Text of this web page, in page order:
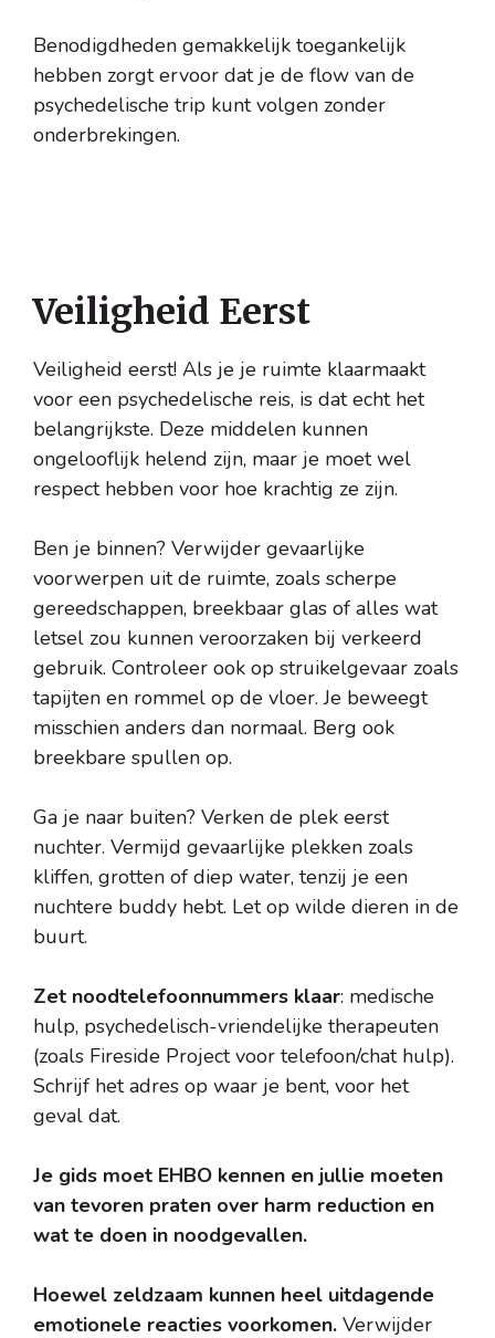
Benodigdheden gemakkelijk toegankelijk
hebben zorgt ervoor dat je de flow van de
psychedelische trip kunt volgen zonder
onderbrekingen.
Veiligheid Eerst
Veiligheid eerst! Als je je ruimte klaarmaakt
voor een psychedelische reis, is dat echt het
belangrijkste. Deze middelen kunnen
ongelooflijk helend zijn, maar je moet wel
respect hebben voor hoe krachtig ze zijn.
Ben je binnen? Verwijder gevaarlijke
voorwerpen uit de ruimte, zoals scherpe
gereedschappen, breekbaar glas of alles wat
letsel zou kunnen veroorzaken bij verkeerd
gebruik. Controleer ook op struikelgevaar zoals
tapijten en rommel op de vloer. Je beweegt
misschien anders dan normaal. Berg ook
breekbare spullen op.
Ga je naar buiten? Verken de plek eerst
nuchter. Vermijd gevaarlijke plekken zoals
kliffen, grotten of diep water, tenzij je een
nuchtere buddy hebt. Let op wilde dieren in de
buurt.
Zet noodtelefoonnummers klaar: medische
hulp, psychedelisch-vriendelijke therapeuten
(zoals Fireside Project voor telefoon/chat hulp).
Schrijf het adres op waar je bent, voor het
geval dat.
Je gids moet EHBO kennen en jullie moeten
van tevoren praten over harm reduction en
wat te doen in noodgevallen.
Hoewel zeldzaam kunnen heel uitdagende
emotionele reacties voorkomen. Verwijder